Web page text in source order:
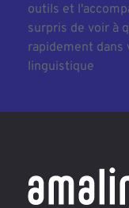
outils et
surpris de voir à
rapidement dans
linguistique